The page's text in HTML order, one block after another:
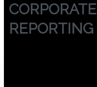
CORPORATE
REPORTING